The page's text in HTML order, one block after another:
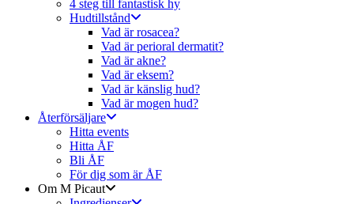
4 steg till fantastisk hy
Hudtillstånd
Vad är rosacea?
Vad är perioral dermatit?
Vad är akne?
Vad är eksem?
Vad är känslig hud?
Vad är mogen hud?
Återförsäljare
Hitta events
Hitta ÅF
Bli ÅF
För dig som är ÅF
Om M Picaut